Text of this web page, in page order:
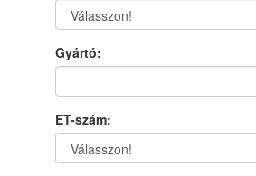
Gyártó:
ET-szám: